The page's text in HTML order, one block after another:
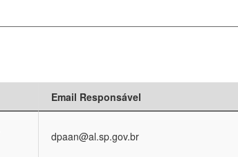
Email Responsável
dpaan@al.sp.gov.br